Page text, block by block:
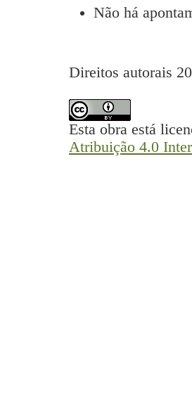
Não há
Direitos autorais
Esta obra está
Atribuição 4.0